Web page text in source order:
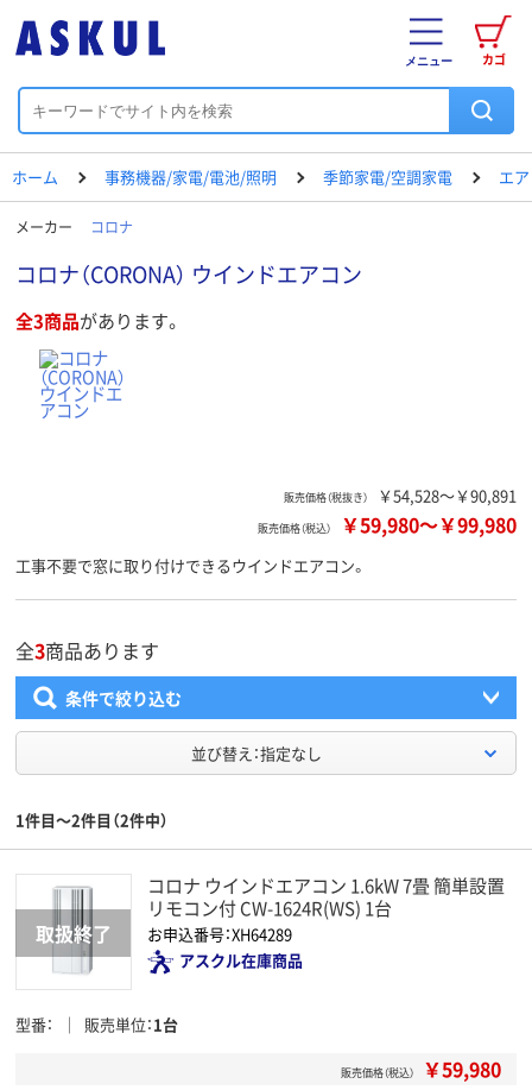
カゴ
メニュー
ホーム 事務機器/家電/電池/照明 季節家電/空調家電 エ
メーカー コロナ
コロナ（CORONA） ウインドエアコン
全3商品があります。
販売価格（税抜き） ￥54,528～￥90,891
販売価格（税込） ￥59,980～￥99,980
工事不要で窓に取り付けできるウインドエアコン。
全3商品あります
条件で絞り込む
並び替え：指定なし
1件目～2件目（2件中）
コロナ ウインドエアコン 1.6kW 7畳 簡単設置
リモコン付 CW-1624R(WS) 1台
お申込番号：XH64289
アスクル在庫商品
型番 販売単位 1台
販売価格（税込） ￥59,980